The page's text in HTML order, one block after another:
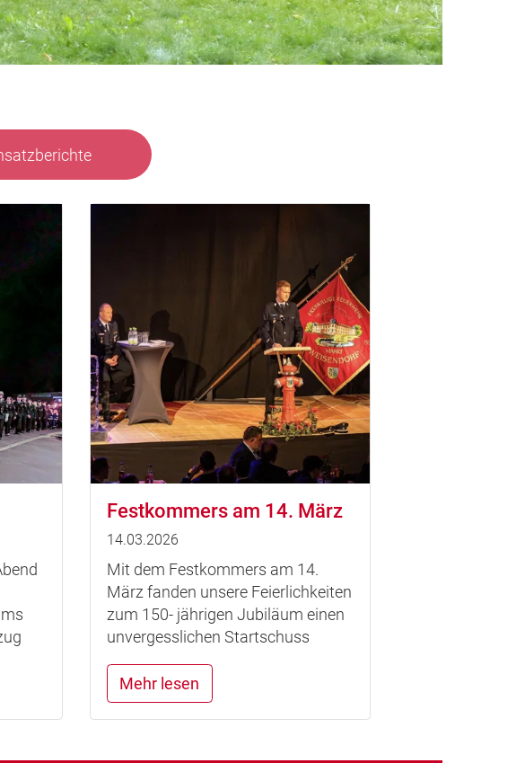
Festkommers am 14. März
14.03.2026
Mit dem Festkommers am 14.
März fanden unsere Feierlichkeiten
zum 150- jährigen Jubiläum einen
unvergesslichen Startschuss
Mehr lesen